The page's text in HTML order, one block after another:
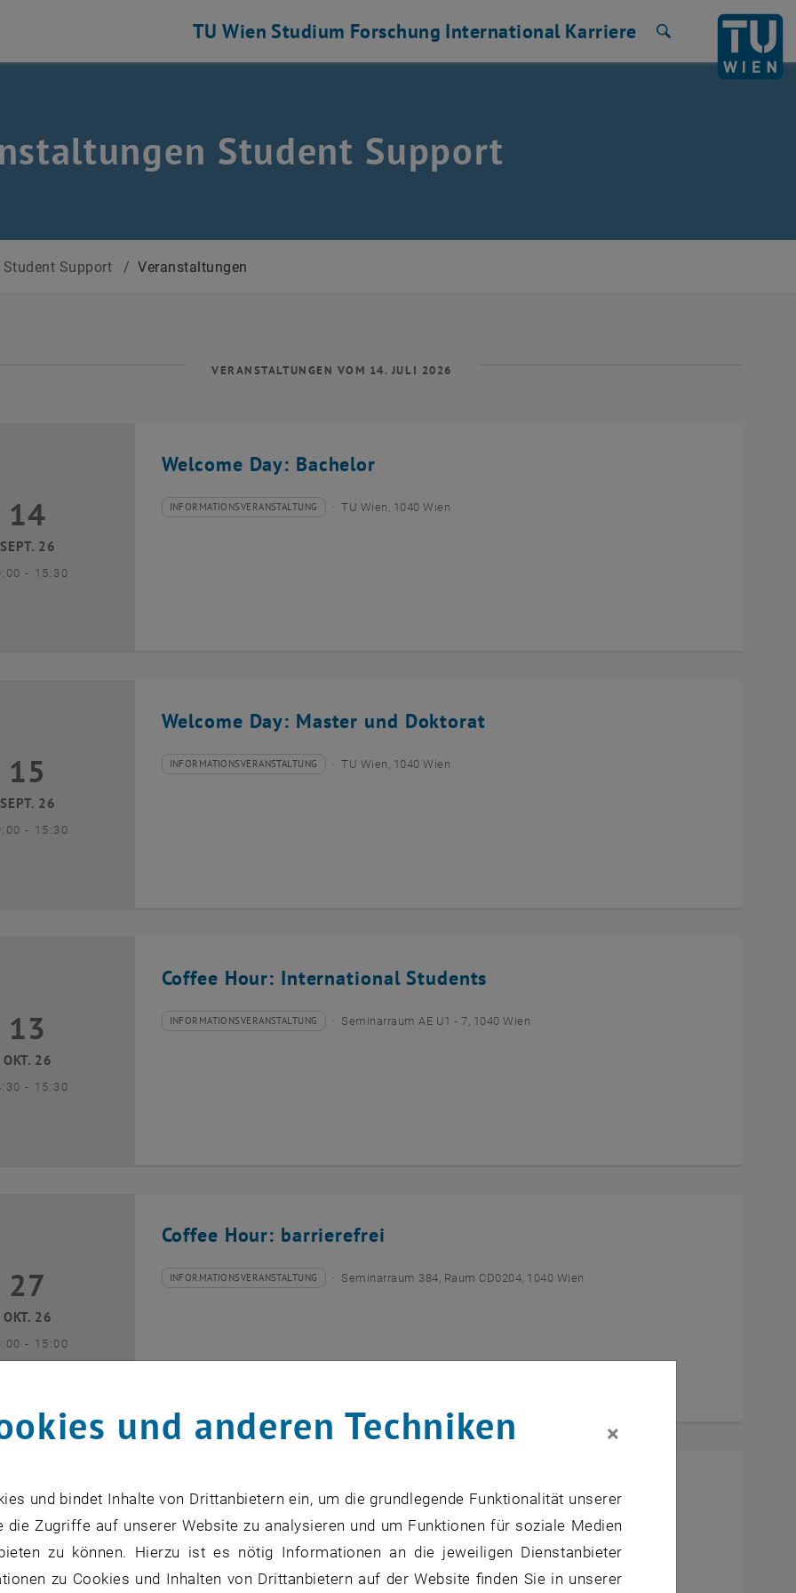
TU Wien Studium Forschung International Karriere
Student Support
Student Support / Veranstaltungen
VERANSTALTUNGEN VOM 14. JULI 2026
Welcome Day: Bachelor
September 2026
14
SEPT. 26
- bis
15:30
Veranstaltungstyp:
INFORMATIONSVERANSTALTUNG
Veranstaltungsort: TU Wien, 1040 Wien
Welcome Day: Master und Doktorat
September 2026
15
SEPT. 26
- bis
15:30
Veranstaltungstyp:
INFORMATIONSVERANSTALTUNG
Veranstaltungsort: TU Wien, 1040 Wien
Coffee Hour: International Students
Oktober 2026
13
OKT. 26
- bis
15:30
Veranstaltungstyp:
INFORMATIONSVERANSTALTUNG
Veranstaltungsort: Seminarraum AE U1 - 7, 1040 Wien
Coffee Hour: barrierefrei
Oktober 2026
27
OKT. 26
- bis
15:00
Veranstaltungstyp:
INFORMATIONSVERANSTALTUNG
Veranstaltungsort: Seminarraum 384, Raum CD0204, 1040 Wien
Coffee Hour: International Students
November 2026
10
NOV. 26
INFORMATIONSVERANSTALTUNG Seminarraum AE U1 - 7, 1040 Wien
und anderen Techniken ×
und bindet Inhalte von Drittanbietern ein, um die grundlegende Funktionalität unserer
Zugriffe auf unserer Website zu analysieren und um Funktionen für soziale Medien
zu können. Hierzu ist es nötig Informationen an die jeweiligen Dienstanbieter
zu Cookies und Inhalten von Drittanbietern auf der Website finden Sie in unserer